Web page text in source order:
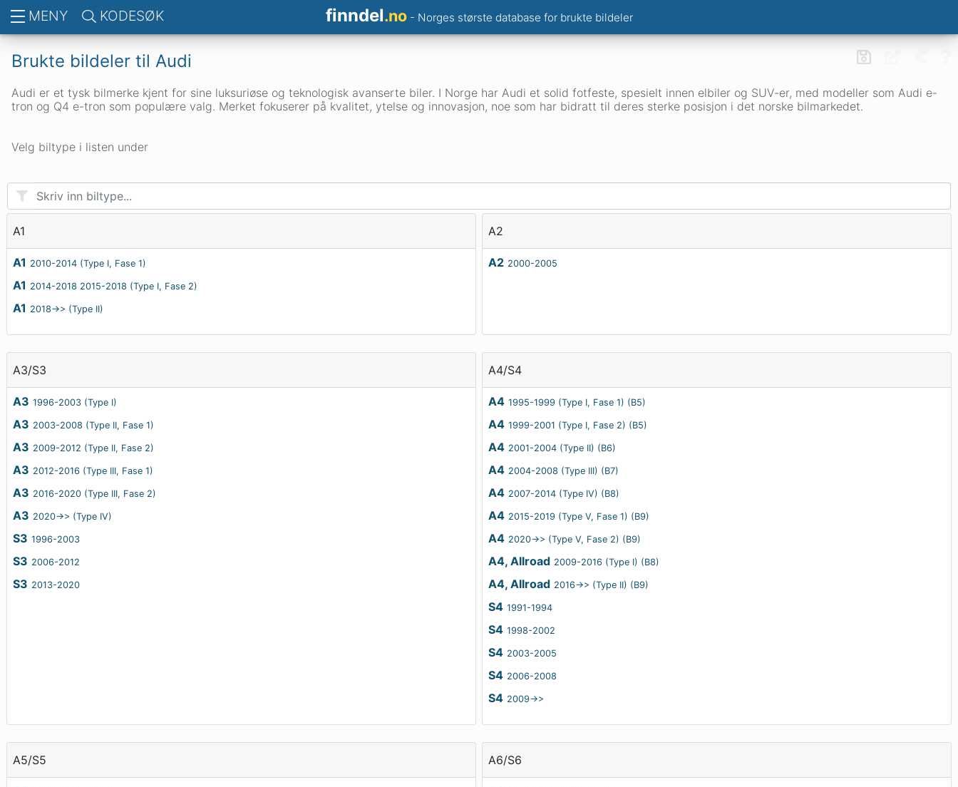
MENY KODESØK finndel.no- Norges største database for brukte bildeler
Brukte bildeler til Audi
Audi er et tysk bilmerke kjent for sine luksuriøse og teknologisk avanserte biler. I Norge har Audi et solid fotfeste, spesielt innen elbiler og SUV-er, med modeller som Audi e-
tron og Q4 e-tron som populære valg. Merket fokuserer på kvalitet, ytelse og innovasjon, noe som har bidratt til deres sterke posisjon i det norske bilmarkedet.
Velg biltype i listen under
A1
A1 2010-2014 (Type I, Fase 1)
A1 2014-2018 2015-2018 (Type I, Fase 2)
A1 2018->> (Type II)
A2
A2 2000-2005
A3/S3
A3 1996-2003 (Type I)
A3 2003-2008 (Type II, Fase 1)
A3 2009-2012 (Type II, Fase 2)
A3 2012-2016 (Type III, Fase 1)
A3 2016-2020 (Type III, Fase 2)
A3 2020->> (Type IV)
S3 1996-2003
S3 2006-2012
S3 2013-2020
A4/S4
A4 1995-1999 (Type I, Fase 1) (B5)
A4 1999-2001 (Type I, Fase 2) (B5)
A4 2001-2004 (Type II) (B6)
A4 2004-2008 (Type III) (B7)
A4 2007-2014 (Type IV) (B8)
A4 2015-2019 (Type V, Fase 1) (B9)
A4 2020->> (Type V, Fase 2) (B9)
A4, Allroad 2009-2016 (Type I) (B8)
A4, Allroad 2016->> (Type II) (B9)
S4 1991-1994
S4 1998-2002
S4 2003-2005
S4 2006-2008
S4 2009->>
A5/S5 A6/S6